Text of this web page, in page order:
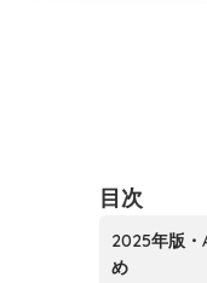
目次
2025年版・
め